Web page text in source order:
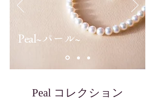
Peal~パール~
Peal コレクション